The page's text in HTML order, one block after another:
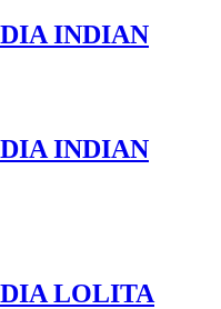
INDIAN
INDIAN
LOLITA